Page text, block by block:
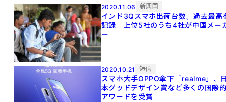
2020.11.06 新興国
インド3Qスマホ出荷台数、過去最高
記録 上位5社のうち4社が中国メー
ー
2020.10.21 短信
スマホ大手OPPO傘下「realme」、
本グッドデザイン賞など多くの国際
アワードを受賞